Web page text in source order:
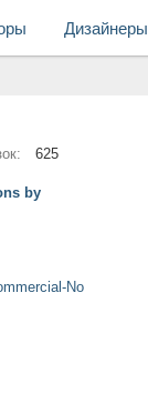
Дизайнеры
625
by
No